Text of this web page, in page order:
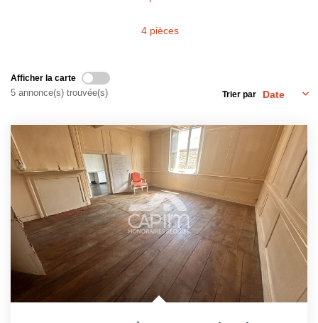
Nos Actualités
4 pièces
Afficher la carte
5 annonce(s) trouvée(s) Trier par